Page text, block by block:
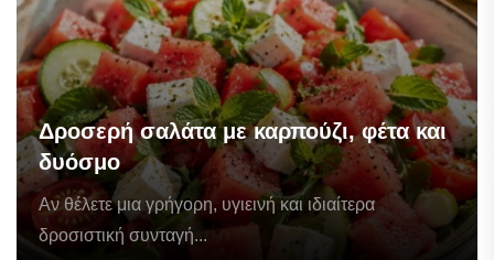
Δροσερή σαλάτα με καρπούζι, φέτα και
δυόσμο
Αν θέλετε μια γρήγορη, υγιεινή και ιδιαίτερα
δροσιστική συνταγή...